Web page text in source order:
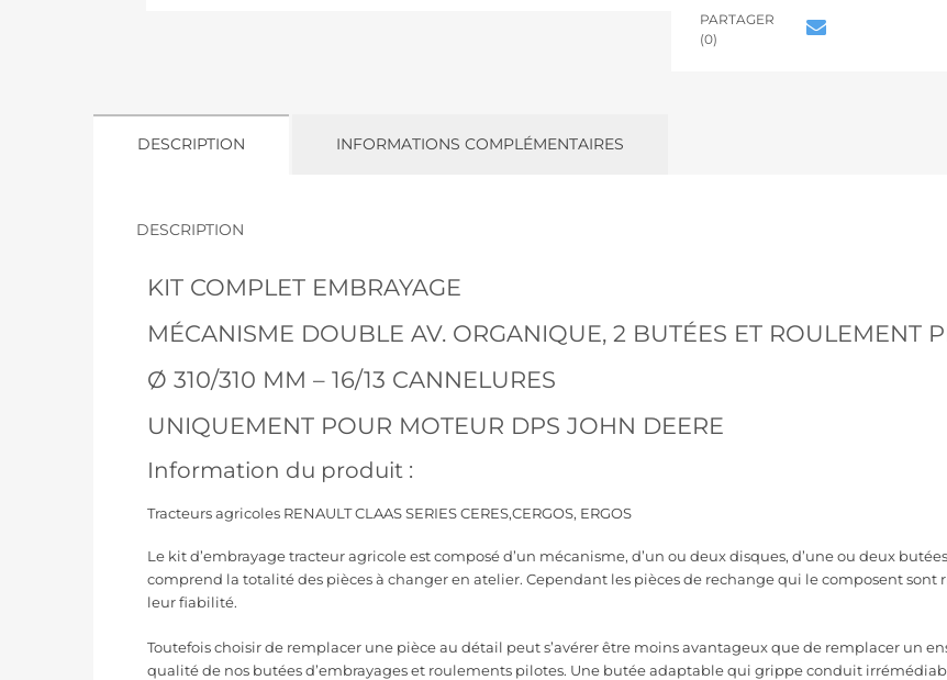
PARTAGER
(0)
DESCRIPTION INFORMATIONS COMPLÉMENTAIRES
DESCRIPTION
KIT COMPLET EMBRAYAGE
MÉCANISME DOUBLE AV. ORGANIQUE, 2 BUTÉES ET ROULEMENT
Ø 310/310 MM – 16/13 CANNELURES
UNIQUEMENT POUR MOTEUR DPS JOHN DEERE
Information du produit :
Tracteurs agricoles RENAULT CLAAS SERIES CERES,CERGOS, ERGOS
Le kit d’embrayage tracteur agricole est composé d’un mécanisme, d’un ou deux disques, d’une ou deux
comprend la totalité des pièces à changer en atelier. Cependant les pièces de rechange qui le composent
leur fiabilité.
Toutefois choisir de remplacer une pièce au détail peut s’avérer être moins avantageux que de remplacer un
qualité de nos butées d’embrayages et roulements pilotes. Une butée adaptable qui grippe conduit